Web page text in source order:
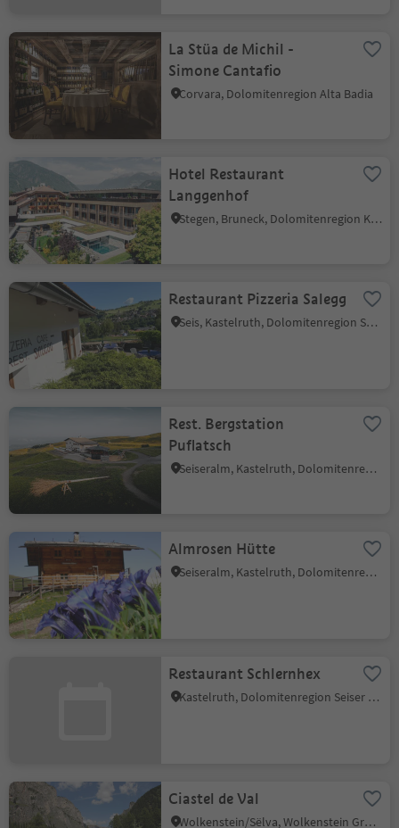
La Stüa de Michil -
Simone Cantafio
Corvara, Dolomitenregion Alta Badia
Hotel Restaurant
Langgenhof
Stegen, Bruneck, Dolomitenregion Kronplatz
Restaurant Pizzeria Salegg
Seis, Kastelruth, Dolomitenregion Seiser Alm
Rest. Bergstation
Puflatsch
Seiseralm, Kastelruth, Dolomitenregion Seiser Alm
Almrosen Hütte
Seiseralm, Kastelruth, Dolomitenregion Seiser Alm
Restaurant Schlernhex
Kastelruth, Dolomitenregion Seiser Alm
Ciastel de Val
Wolkenstein/Sëlva, Wolkenstein Gröden, Dolomitenregion Gröden